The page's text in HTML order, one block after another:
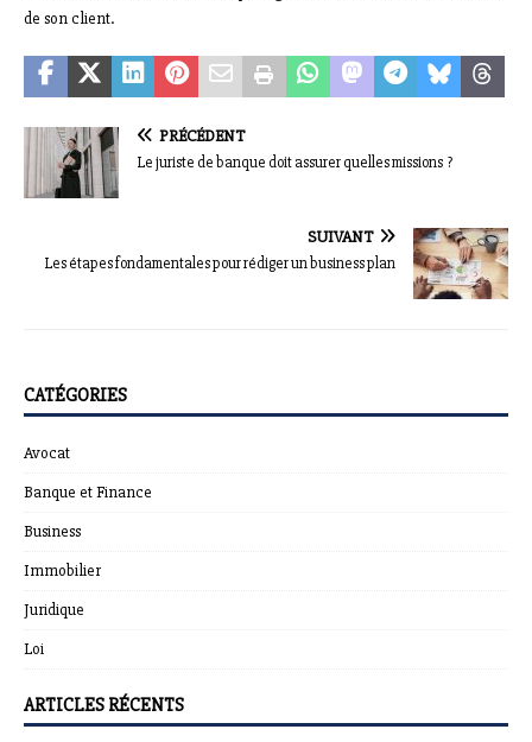
de son client.
PRÉCÉDENT
Le juriste de banque doit assurer quelles missions ?
SUIVANT
Les étapes fondamentales pour rédiger un business plan
CATÉGORIES
Avocat
Banque et Finance
Business
Immobilier
Juridique
Loi
ARTICLES RÉCENTS